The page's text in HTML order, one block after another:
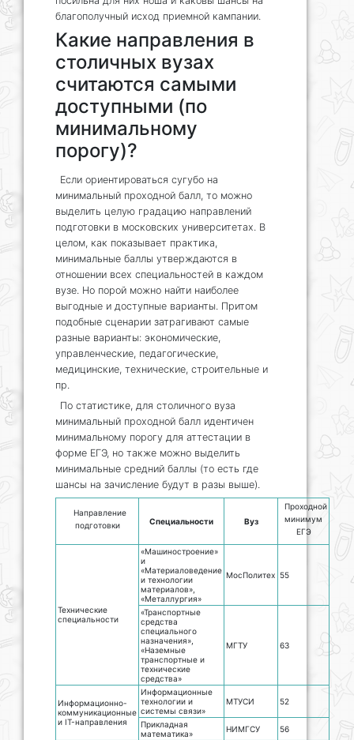
благополучный исход приемной кампании.
Какие направления в
столичных вузах
считаются самыми
доступными (по
минимальному
порогу)?
Если ориентироваться сугубо на
минимальный проходной балл, то можно
выделить целую градацию направлений
подготовки в московских университетах. В
целом, как показывает практика,
минимальные баллы утверждаются в
отношении всех специальностей в каждом
вузе. Но порой можно найти наиболее
выгодные и доступные варианты. Притом
подобные сценарии затрагивают самые
разные варианты: экономические,
управленческие, педагогические,
медицинские, технические, строительные и
пр.
По статистике, для столичного вуза
минимальный проходной балл идентичен
минимальному порогу для аттестации в
форме ЕГЭ, но также можно выделить
минимальные средний баллы (то есть где
шансы на зачисление будут в разы выше).
Направление
подготовки
Специальности Вуз
Проходной
минимум
ЕГЭ
Технические
специальности
«Машиностроение»
и
«Материаловедение
и технологии
материалов»,
«Металлургия»
МосПолитех 55
«Транспортные
средства
специального
назначения»,
«Наземные
транспортные и
технические
средства»
МГТУ 63
Информационно-
коммуникационные
и IT-направления
Информационные
технологии и
системы связи»
МТУСИ 52
Прикладная
математика»
НИМГСУ 56